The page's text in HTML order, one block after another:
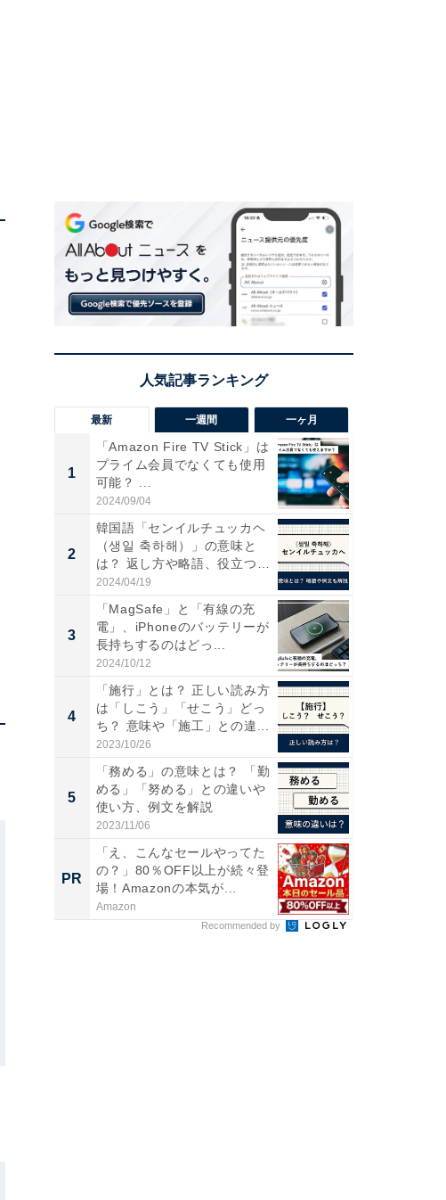
最新 一週間 一ヶ月
1
「Amazon Fire TV Stick」は
プライム会員でなくても使用
可能？ ...
2024/09/04
2
韓国語「センイルチュッカヘ
（생일 축하해）」の意味と
は？ 返し方や略語、役立つ
例...
2024/04/19
3
「MagSafe」と「有線の充
電」、iPhoneのバッテリーが
長持ちするのはどっ...
2024/10/12
4
「施行」とは？ 正しい読み方
は「しこう」「せこう」どっ
ち？ 意味や「施工」との違...
2023/10/26
5
「務める」の意味とは？ 「勤
める」「努める」との違いや
使い方、例文を解説
2023/11/06
PR
「え、こんなセールやってた
の？」80％OFF以上が続々登
場！Amazonの本気が...
Amazon
Recommended by